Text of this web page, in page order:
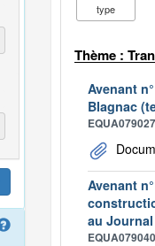
type
Thème :
Avenant
Blagnac
Avenant
au